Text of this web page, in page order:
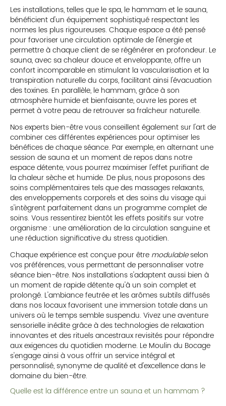
Les installations, telles que le spa, le hammam et le sauna,
bénéficient d'un équipement sophistiqué respectant les
normes les plus rigoureuses. Chaque espace a été pensé
pour favoriser une circulation optimale de l'énergie et
permettre à chaque client de se régénérer en profondeur. Le
sauna, avec sa chaleur douce et enveloppante, offre un
confort incomparable en stimulant la vascularisation et la
transpiration naturelle du corps, facilitant ainsi l'évacuation
des toxines. En parallèle, le hammam, grâce à son
atmosphère humide et bienfaisante, ouvre les pores et
permet à votre peau de retrouver sa fraîcheur naturelle.
Nos experts bien-être vous conseillent également sur l'art de
combiner ces différentes expériences pour optimiser les
bénéfices de chaque séance. Par exemple, en alternant une
session de sauna et un moment de repos dans notre
espace détente, vous pourrez maximiser l'effet purifiant de
la chaleur sèche et humide. De plus, nous proposons des
soins complémentaires tels que des massages relaxants,
des enveloppements corporels et des soins du visage qui
s'intègrent parfaitement dans un programme complet de
soins. Vous ressentirez bientôt les effets positifs sur votre
organisme : une amélioration de la circulation sanguine et
une réduction significative du stress quotidien.
Chaque expérience est conçue pour être modulableselon
vos préférences, vous permettant de personnaliser votre
séance bien-être. Nos installations s'adaptent aussi bien à
un moment de rapide détente qu'à un soin complet et
prolongé. L'ambiance feutrée et les arômes subtils diffusés
dans nos locaux favorisent une immersion totale dans un
univers où le temps semble suspendu. Vivez une aventure
sensorielle inédite grâce à des technologies de relaxation
innovantes et des rituels ancestraux revisités pour répondre
aux exigences du quotidien moderne. Le Moulin du Bocage
s'engage ainsi à vous offrir un service intégral et
personnalisé, synonyme de qualité et d'excellence dans le
domaine du bien-être.
Quelle est la différence entre un sauna et un hammam ?